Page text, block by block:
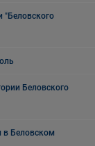
"Беловского
Беловского
в Беловском